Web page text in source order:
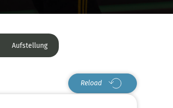
Aufstellung
Reload